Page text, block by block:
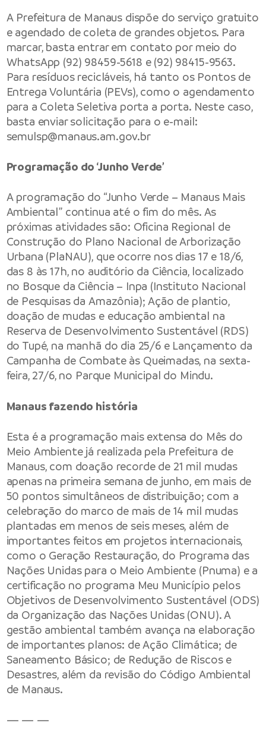
A Prefeitura de Manaus dispõe do serviço gratuito
e agendado de coleta de grandes objetos. Para
marcar, basta entrar em contato por meio do
WhatsApp (92) 98459-5618 e (92) 98415-9563.
Para resíduos recicláveis, há tanto os Pontos de
Entrega Voluntária (PEVs), como o agendamento
para a Coleta Seletiva porta a porta. Neste caso,
basta enviar solicitação para o e-mail:
semulsp@manaus.am.gov.br
Programação do ‘Junho Verde’
A programação do “Junho Verde – Manaus Mais
Ambiental” continua até o fim do mês. As
próximas atividades são: Oficina Regional de
Construção do Plano Nacional de Arborização
Urbana (PlaNAU), que ocorre nos dias 17 e 18/6,
das 8 às 17h, no auditório da Ciência, localizado
no Bosque da Ciência – Inpa (Instituto Nacional
de Pesquisas da Amazônia); Ação de plantio,
doação de mudas e educação ambiental na
Reserva de Desenvolvimento Sustentável (RDS)
do Tupé, na manhã do dia 25/6 e Lançamento da
Campanha de Combate às Queimadas, na sexta-
feira, 27/6, no Parque Municipal do Mindu.
Manaus fazendo história
Esta é a programação mais extensa do Mês do
Meio Ambiente já realizada pela Prefeitura de
Manaus, com doação recorde de 21 mil mudas
apenas na primeira semana de junho, em mais de
50 pontos simultâneos de distribuição; com a
celebração do marco de mais de 14 mil mudas
plantadas em menos de seis meses, além de
importantes feitos em projetos internacionais,
como o Geração Restauração, do Programa das
Nações Unidas para o Meio Ambiente (Pnuma) e a
certificação no programa Meu Município pelos
Objetivos de Desenvolvimento Sustentável (ODS)
da Organização das Nações Unidas (ONU). A
gestão ambiental também avança na elaboração
de importantes planos: de Ação Climática; de
Saneamento Básico; de Redução de Riscos e
Desastres, além da revisão do Código Ambiental
de Manaus.
— — —